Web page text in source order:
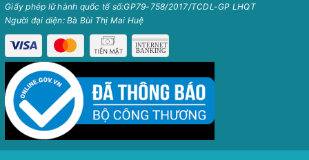
Giấy phép lữ hành quốc tế số:GP79-758/2017/TCDL-GP LHQT
Người đại diện: Bà Bùi Thị Mai Huệ